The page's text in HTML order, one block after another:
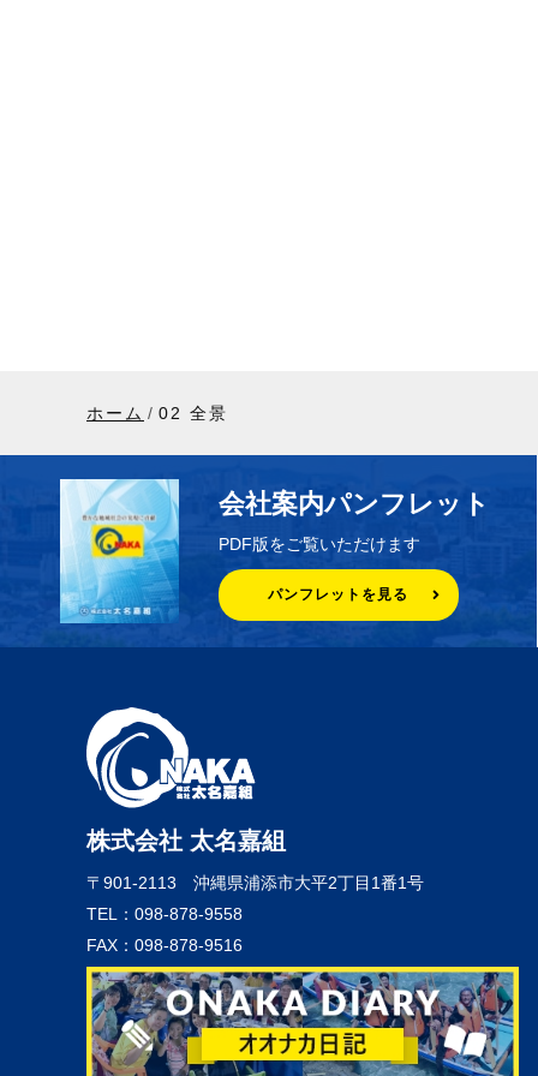
ホーム 02 全景
会社案内パンフレット
PDF版をご覧いただけます
パンフレットを見る
株式会社 太名嘉組
〒901-2113 沖縄県浦添市大平2丁目1番1号
TEL：098-878-9558
FAX：098-878-9516